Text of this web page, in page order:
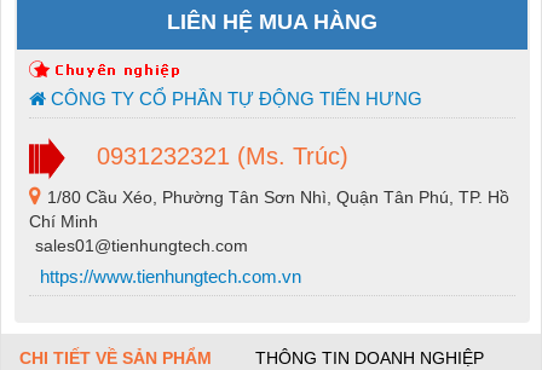
LIÊN HỆ MUA HÀNG
CÔNG TY CỔ PHẦN TỰ ĐỘNG TIẾN HƯNG
0931232321 (Ms. Trúc)
1/80 Cầu Xéo, Phường Tân Sơn Nhì, Quận Tân Phú, TP. Hồ
Chí Minh
sales01@tienhungtech.com
https://www.tienhungtech.com.vn
CHI TIẾT VỀ SẢN PHẨM THÔNG TIN DOANH NGHIỆP